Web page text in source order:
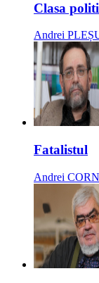
Clasa
Andrei
Fatalistul
Andrei